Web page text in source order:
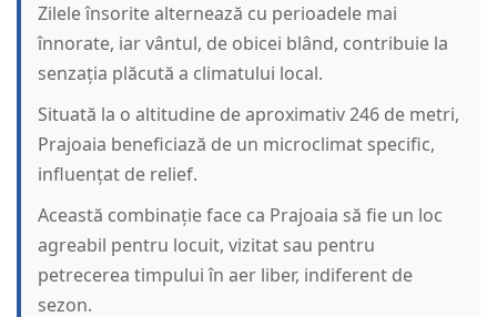
Zilele însorite alternează cu perioadele mai
înnorate, iar vântul, de obicei blând, contribuie la
senzația plăcută a climatului local.
Situată la o altitudine de aproximativ 246 de metri,
Prajoaia beneficiază de un microclimat specific,
influențat de relief.
Această combinație face ca Prajoaia să fie un loc
agreabil pentru locuit, vizitat sau pentru
petrecerea timpului în aer liber, indiferent de
sezon.